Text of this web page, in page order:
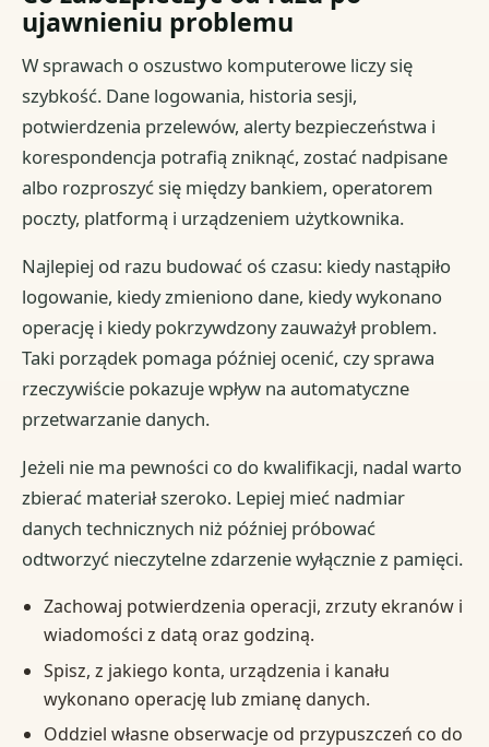
ujawnieniu problemu
W sprawach o oszustwo komputerowe liczy się
szybkość. Dane logowania, historia sesji,
potwierdzenia przelewów, alerty bezpieczeństwa i
korespondencja potrafią zniknąć, zostać nadpisane
albo rozproszyć się między bankiem, operatorem
poczty, platformą i urządzeniem użytkownika.
Najlepiej od razu budować oś czasu: kiedy nastąpiło
logowanie, kiedy zmieniono dane, kiedy wykonano
operację i kiedy pokrzywdzony zauważył problem.
Taki porządek pomaga później ocenić, czy sprawa
rzeczywiście pokazuje wpływ na automatyczne
przetwarzanie danych.
Jeżeli nie ma pewności co do kwalifikacji, nadal warto
zbierać materiał szeroko. Lepiej mieć nadmiar
danych technicznych niż później próbować
odtworzyć nieczytelne zdarzenie wyłącznie z pamięci.
Zachowaj potwierdzenia operacji, zrzuty ekranów i
wiadomości z datą oraz godziną.
Spisz, z jakiego konta, urządzenia i kanału
wykonano operację lub zmianę danych.
Oddziel własne obserwacje od przypuszczeń co do